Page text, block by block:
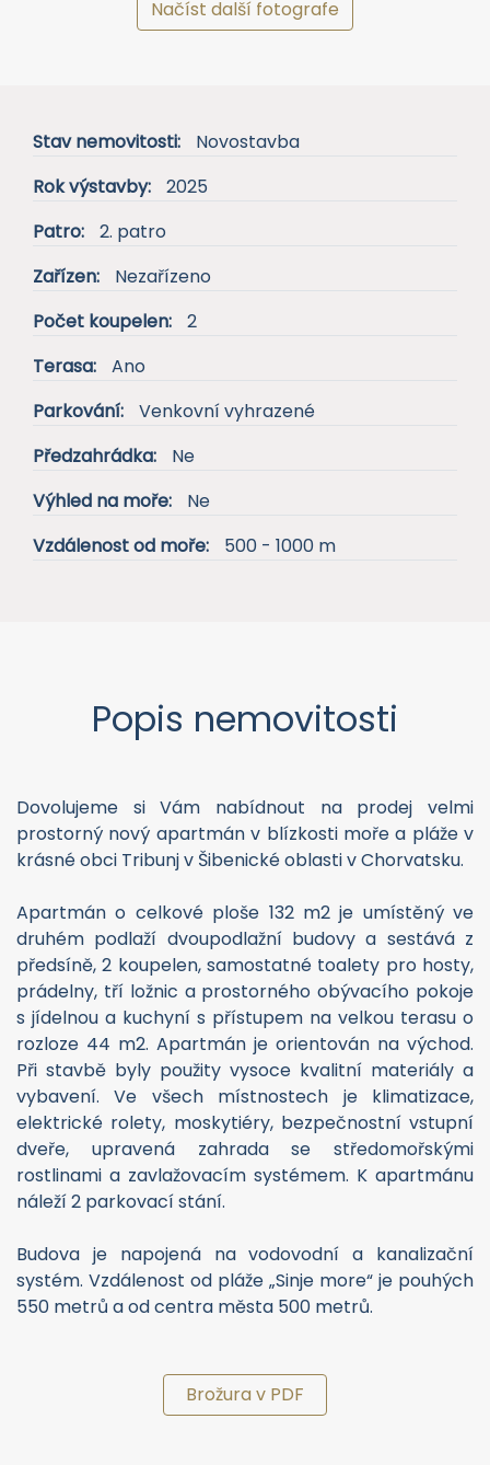
Načíst další fotografe
Stav nemovitosti:
Novostavba
Rok výstavby:
2025
Patro:
2. patro
Zařízen:
Nezařízeno
Počet koupelen:
2
Terasa:
Ano
Parkování:
Venkovní vyhrazené
Předzahrádka:
Ne
Výhled na moře:
Ne
Vzdálenost od moře:
500 - 1000 m
Popis nemovitosti
Dovolujeme si Vám nabídnout na prodej velmi
prostorný nový apartmán v blízkosti moře a pláže v
krásné obci Tribunj v Šibenické oblasti v Chorvatsku.
Apartmán o celkové ploše 132 m2 je umístěný ve
druhém podlaží dvoupodlažní budovy a sestává z
předsíně, 2 koupelen, samostatné toalety pro hosty,
prádelny, tří ložnic a prostorného obývacího pokoje
s jídelnou a kuchyní s přístupem na velkou terasu o
rozloze 44 m2. Apartmán je orientován na východ.
Při stavbě byly použity vysoce kvalitní materiály a
vybavení. Ve všech místnostech je klimatizace,
elektrické rolety, moskytiéry, bezpečnostní vstupní
dveře, upravená zahrada se středomořskými
rostlinami a zavlažovacím systémem. K apartmánu
náleží 2 parkovací stání.
Budova je napojená na vodovodní a kanalizační
systém. Vzdálenost od pláže „Sinje more“ je pouhých
550 metrů a od centra města 500 metrů.
Brožura v PDF